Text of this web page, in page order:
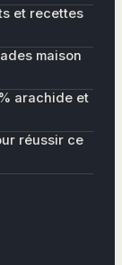
et recettes
maison
arachide et
réussir ce